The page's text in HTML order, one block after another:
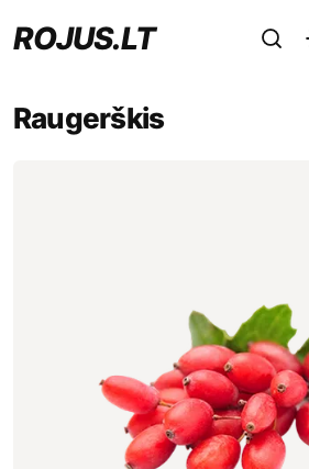
ROJUS.LT
Raugerškis